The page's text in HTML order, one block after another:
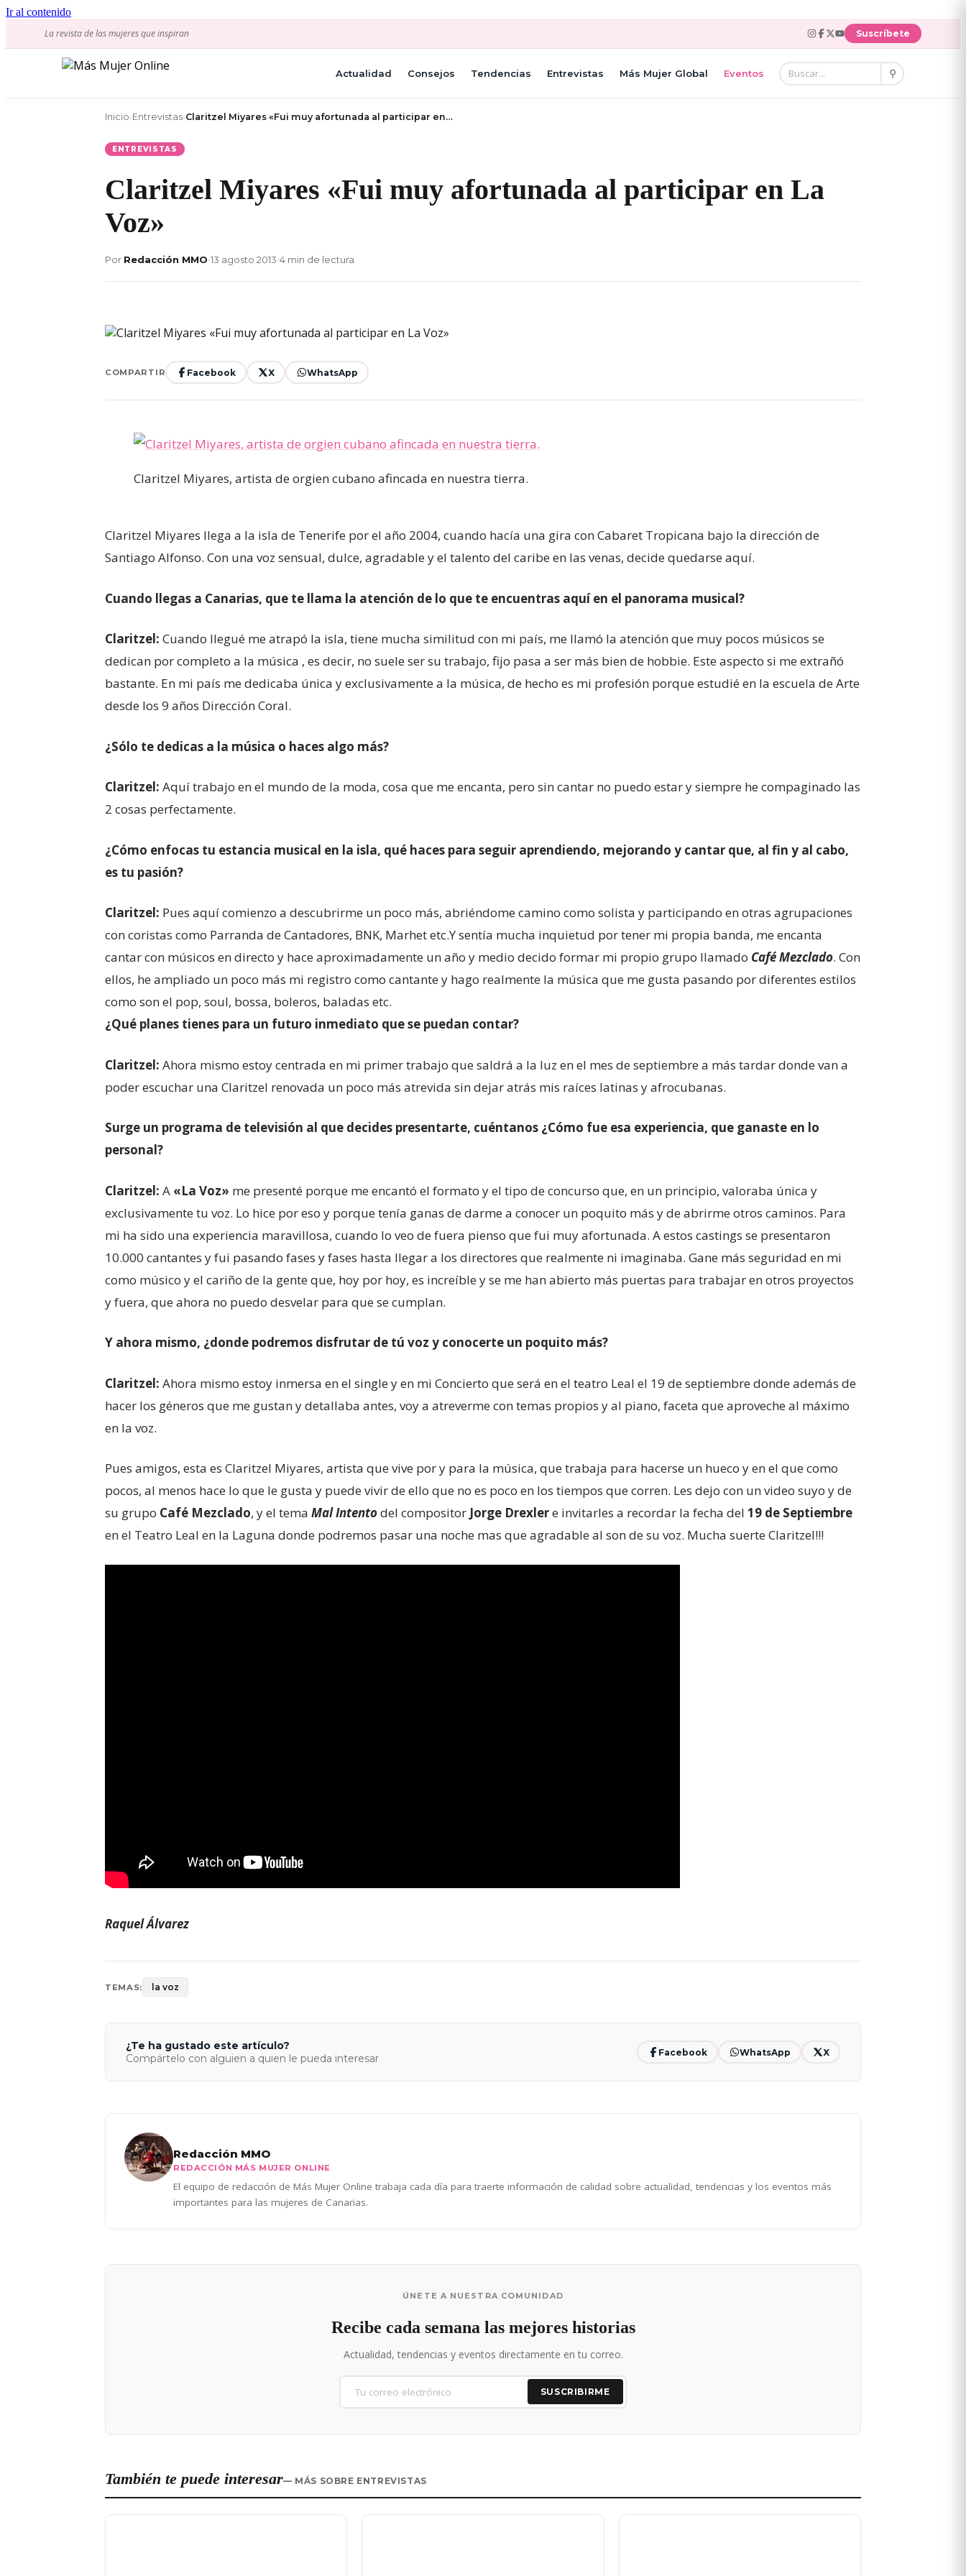
Ir al contenido
La revista de las mujeres que inspiran
Suscríbete
Actualidad Consejos Tendencias Entrevistas Más Mujer Global Eventos ⚲
Inicio›Entrevistas›Claritzel Miyares «Fui muy afortunada al participar en…
ENTREVISTAS
Claritzel Miyares «Fui muy afortunada al participar en La
Voz»
Por Redacción MMO•13 agosto 2013•4 min de lectura
COMPARTIR Facebook X WhatsApp
Claritzel Miyares, artista de orgien cubano afincada en nuestra tierra.
Claritzel Miyares llega a la isla de Tenerife por el año 2004, cuando hacía una gira con Cabaret Tropicana bajo la dirección de
Santiago Alfonso. Con una voz sensual, dulce, agradable y el talento del caribe en las venas, decide quedarse aquí.
Cuando llegas a Canarias, que te llama la atención de lo que te encuentras aquí en el panorama musical?
Claritzel: Cuando llegué me atrapó la isla, tiene mucha similitud con mi país, me llamó la atención que muy pocos músicos se
dedican por completo a la música , es decir, no suele ser su trabajo, fijo pasa a ser más bien de hobbie. Este aspecto si me extrañó
bastante. En mi país me dedicaba única y exclusivamente a la música, de hecho es mi profesión porque estudié en la escuela de Arte
desde los 9 años Dirección Coral.
¿Sólo te dedicas a la música o haces algo más?
Claritzel: Aquí trabajo en el mundo de la moda, cosa que me encanta, pero sin cantar no puedo estar y siempre he compaginado las
2 cosas perfectamente.
¿Cómo enfocas tu estancia musical en la isla, qué haces para seguir aprendiendo, mejorando y cantar que, al fin y al cabo,
es tu pasión?
Claritzel: Pues aquí comienzo a descubrirme un poco más, abriéndome camino como solista y participando en otras agrupaciones
con coristas como Parranda de Cantadores, BNK, Marhet etc.Y sentía mucha inquietud por tener mi propia banda, me encanta
cantar con músicos en directo y hace aproximadamente un año y medio decido formar mi propio grupo llamado Café Mezclado. Con
ellos, he ampliado un poco más mi registro como cantante y hago realmente la música que me gusta pasando por diferentes estilos
como son el pop, soul, bossa, boleros, baladas etc.
¿Qué planes tienes para un futuro inmediato que se puedan contar?
Claritzel: Ahora mismo estoy centrada en mi primer trabajo que saldrá a la luz en el mes de septiembre a más tardar donde van a
poder escuchar una Claritzel renovada un poco más atrevida sin dejar atrás mis raíces latinas y afrocubanas.
Surge un programa de televisión al que decides presentarte, cuéntanos ¿Cómo fue esa experiencia, que ganaste en lo
personal?
Claritzel: A «La Voz» me presenté porque me encantó el formato y el tipo de concurso que, en un principio, valoraba única y
exclusivamente tu voz. Lo hice por eso y porque tenía ganas de darme a conocer un poquito más y de abrirme otros caminos. Para
mi ha sido una experiencia maravillosa, cuando lo veo de fuera pienso que fui muy afortunada. A estos castings se presentaron
10.000 cantantes y fui pasando fases y fases hasta llegar a los directores que realmente ni imaginaba. Gane más seguridad en mi
como músico y el cariño de la gente que, hoy por hoy, es increíble y se me han abierto más puertas para trabajar en otros proyectos
y fuera, que ahora no puedo desvelar para que se cumplan.
Y ahora mismo, ¿donde podremos disfrutar de tú voz y conocerte un poquito más?
Claritzel: Ahora mismo estoy inmersa en el single y en mi Concierto que será en el teatro Leal el 19 de septiembre donde además de
hacer los géneros que me gustan y detallaba antes, voy a atreverme con temas propios y al piano, faceta que aproveche al máximo
en la voz.
Pues amigos, esta es Claritzel Miyares, artista que vive por y para la música, que trabaja para hacerse un hueco y en el que como
pocos, al menos hace lo que le gusta y puede vivir de ello que no es poco en los tiempos que corren. Les dejo con un video suyo y de
su grupo Café Mezclado, y el tema Mal Intentodel compositor Jorge Drexlere invitarles a recordar la fecha del 19 de Septiembre
en el Teatro Leal en la Laguna donde podremos pasar una noche mas que agradable al son de su voz. Mucha suerte Claritzel!!!
Raquel Álvarez
TEMAS: la voz
¿Te ha gustado este artículo?
Compártelo con alguien a quien le pueda interesar
Facebook WhatsApp X
Redacción MMO
REDACCIÓN MÁS MUJER ONLINE
El equipo de redacción de Más Mujer Online trabaja cada día para traerte información de calidad sobre actualidad, tendencias y los eventos más
importantes para las mujeres de Canarias.
ÚNETE A NUESTRA COMUNIDAD
Recibe cada semana las mejores historias
Actualidad, tendencias y eventos directamente en tu correo.
SUSCRIBIRME
También te puede interesar— MÁS SOBRE ENTREVISTAS